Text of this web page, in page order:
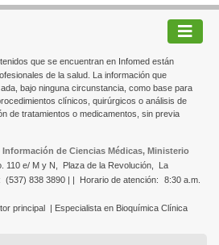
que se encuentran en Infomed están
de la salud. La información que
bajo ninguna circunstancia, como base para
clínicos, quirúrgicos o análisis de
de tratamientos o medicamentos, sin previa
de Ciencias Médicas, Ministerio
110 e/ M y N, Plaza de la Revolución,
La
(537) 838 3890 | | Horario de atención:
8:30 a.m.
principal | Especialista en Bioquímica Clínica